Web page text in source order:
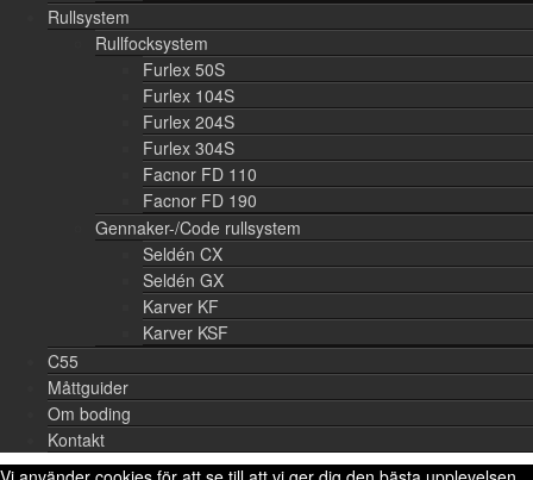
Rullsystem
Rullfocksystem
Furlex 50S
Furlex 104S
Furlex 204S
Furlex 304S
Facnor FD 110
Facnor FD 190
Gennaker-/Code rullsystem
Seldén CX
Seldén GX
Karver KF
Karver KSF
C55
Måttguider
Om boding
Kontakt